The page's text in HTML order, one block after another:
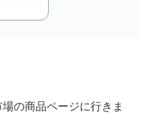
の商品ページに行きま